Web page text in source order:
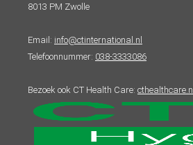
8013 PM Zwolle
Email: info@ctinternational.nl
Telefoonnummer: 038-3333086
Bezoek ook CT Health Care: cthealthcare.nl